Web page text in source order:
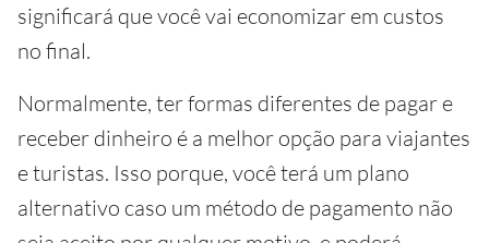
significará que você vai economizar em custos
no final.
Normalmente, ter formas diferentes de pagar e
receber dinheiro é a melhor opção para viajantes
e turistas. Isso porque, você terá um plano
alternativo caso um método de pagamento não